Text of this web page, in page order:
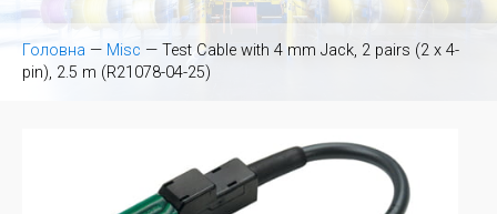
Головна — Misc — Test Cable with 4 mm Jack, 2 pairs (2 x 4-
pin), 2.5 m (R21078-04-25)